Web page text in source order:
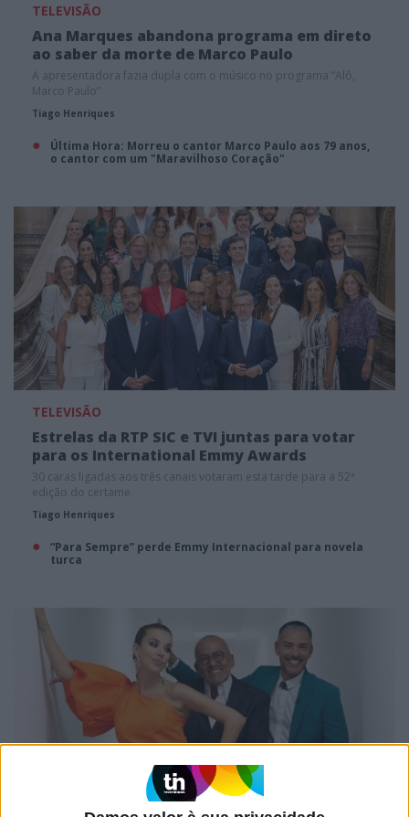
TELEVISÃO
Ana Marques abandona programa em direto
ao saber da morte de Marco Paulo
A apresentadora fazia dupla com o músico no programa “Alô,
Marco Paulo”
Tiago Henriques
Última Hora: Morreu o cantor Marco Paulo aos 79 anos,
o cantor com um "Maravilhoso Coração"
TELEVISÃO
Estrelas da RTP SIC e TVI juntas para votar
para os International Emmy Awards
30 caras ligadas aos três canais votaram esta tarde para a 52ª
edição do certame
Tiago Henriques
“Para Sempre” perde Emmy Internacional para novela
turca
FAMOSOS